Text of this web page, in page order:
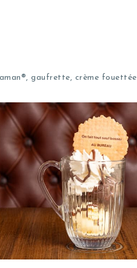
gaufrette, crème fouettée